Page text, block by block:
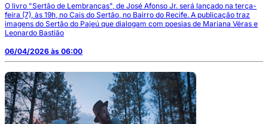
O livro "Sertão de Lembranças", de José Afonso Jr. será lançado na terça-
feira (7), às 19h, no Cais do Sertão, no Bairro do Recife. A publicação traz
imagens do Sertão do Pajeú que dialogam com poesias de Mariana Véras e
Leonardo Bastião
06/04/2026 às 06:00